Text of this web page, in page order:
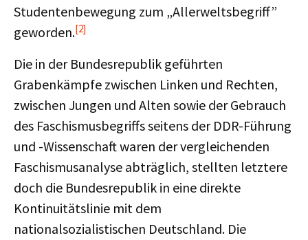
Studentenbewegung zum „Allerweltsbegriff”
geworden.[2]
Die in der Bundesrepublik geführten
Grabenkämpfe zwischen Linken und Rechten,
zwischen Jungen und Alten sowie der Gebrauch
des Faschismusbegriffs seitens der DDR-Führung
und -Wissenschaft waren der vergleichenden
Faschismusanalyse abträglich, stellten letztere
doch die Bundesrepublik in eine direkte
Kontinuitätslinie mit dem
nationalsozialistischen Deutschland. Die